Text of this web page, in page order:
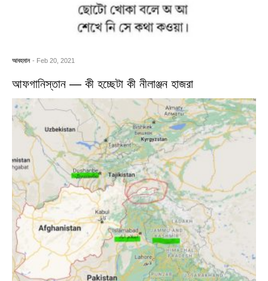
আবহমান - Feb 20, 2021
আফগানিস্তান — কী হচ্ছেটা কী নীলাঞ্জন হাজরা